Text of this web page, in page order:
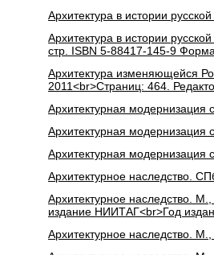
Архитектура в истории
Архитектура в истории
стр. ISBN 5-88417-145-9
Архитектура изменяющейся
2011<br>Страниц: 464.
Архитектурная модернизация
Архитектурная
Архитектурная модернизация
Архитектурное наследство.
Архитектурное наследство.
издание НИИТАГ<br>Год
Архитектурное наследство.